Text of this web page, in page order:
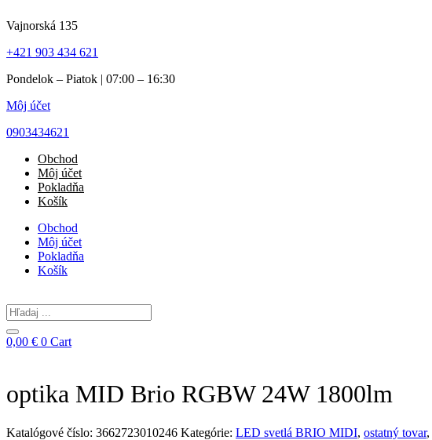
na
Vajnorská 135
+421 903 434 621
Pondelok – Piatok | 07:00 – 16:30
Môj účet
0903434621
Obchod
Môj účet
Pokladňa
Košík
Obchod
Môj účet
Pokladňa
Košík
Search
...
0,00 € 0 Cart
optika MID Brio RGBW 24W 1800lm
Katalógové číslo: 3662723010246 Kategórie: LED svetlá BRIO MIDI, ostatný tovar,